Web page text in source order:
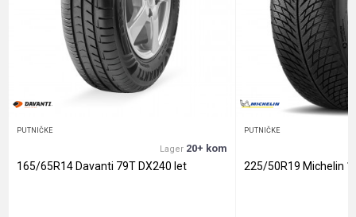
Anti-spam zaštita - izračunajte koliko je 4 + 1 :
PUTNIČKE
Lager 20+ kom
165/65R14 Davanti 79T DX240 let
PUTNIČKE
225/50R19 Michelin